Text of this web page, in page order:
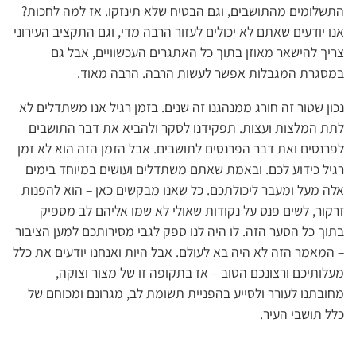
התשלומים מהתושבים, וגם הבטיח שלא תינזקו. אז למה לחכות?
אנו יודעים שאתם לא יכולים לעזור הרבה מדי, וגם התקציב העירוני
צריך להישאר מאוזן בתוך כל האתגרים העכשוויים, אבל גם
במסגרת המגבלות אפשר לעשות הרבה. הרבה מאוד.
נכון שטור זה חורג ממנהגנו זה שנים. בזמן רגיל אנו משתדלים לא
לתת המלצות ועצות. תפקידנו לסקר ולהביא את דבר התושבים
לפרנסים ואת דבר הפרנסים לתושבים. אבל הזמן הזה הוא לא זמן
רגיל כידוע לכם. ובאמת שאתם משתדלים ועושים במיוחד בימים
אלה מעל ומעבר ליכולתכם. כל שאנו מבקשים כאן – הוא להפנות
זרקור, לשים פנס על נקודות שאולי לא שמו אליהם לב מספיק
בתוך כל הסער הזה. לו היה לנו ספק לגבי מסירותכם למען הציבור
– המאמר הזה לא היה בא לעולם. אבל היות ואנחנו יודעים את כלל
מעלותיכם ורצונכם הטוב – אז בתקופה זו של מצור וצוקה,
מחובתנו לעורר ולסייע בהפניית תשומת לב, מגרונם ומכוחם של
כלל תושבי העיר.